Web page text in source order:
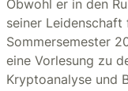
Obwohl er in den
seiner
Sommersemester
eine Vorlesung zu
Kryptoanalyse und